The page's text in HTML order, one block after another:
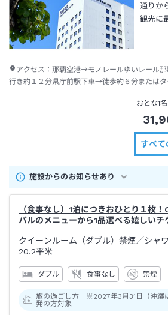
通りか
観光に
アクセス： 那覇空港→モノレールゆいレール
行き約１２分県庁前駅下車→徒歩約６分または
おとな1
すべて
施設からのお知らせあり
（食事なし）1泊につきおひとり１枚！
バルのメニューから1品選べる嬉しい
クイーンルーム（ダブル）禁煙／シャ
20.2平米
ダブル 食事なし 禁煙
旅の過ごし方 ※2027年3月31日（沖縄
発の方対象